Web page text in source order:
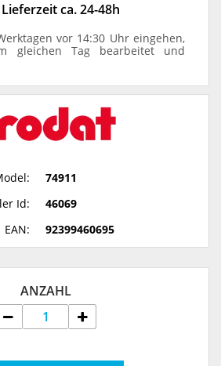
ca. 24-48h
vor 14:30 Uhr eingehen,
gleichen Tag bearbeitet und
74911
Id:
46069
EAN:
92399460695
ANZAHL